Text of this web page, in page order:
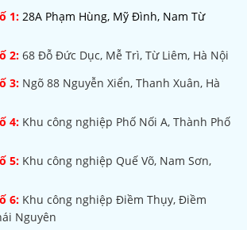
1: 28A Phạm Hùng, Mỹ Đình, Nam Từ
2: 68 Đỗ Đức Dục, Mễ Trì, Từ Liêm, Hà Nội
3: Ngõ 88 Nguyễn Xiển, Thanh Xuân, Hà
4: Khu công nghiệp Phố Nối A, Thành Phố
5: Khu công nghiệp Quế Võ, Nam Sơn,
6: Khu công nghiệp Điềm Thụy, Điềm
Nguyên